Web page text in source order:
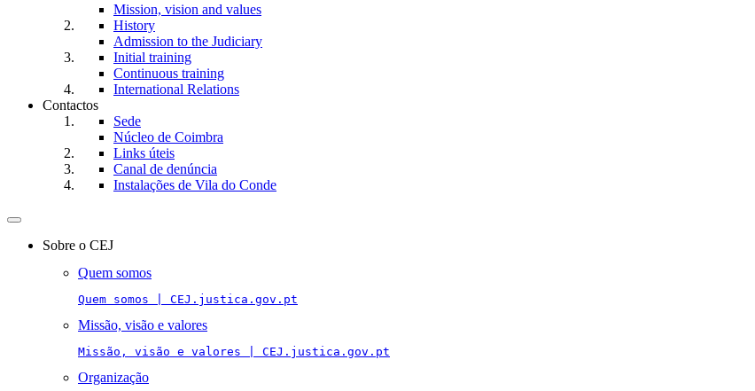
Mission, vision and values
History
Admission to the Judiciary
Initial training
Continuous training
International Relations
Contactos
Sede
Núcleo de Coimbra
Links úteis
Canal de denúncia
Instalações de Vila do Conde
Toggle
navigationSobre o CEJ
Quem somos
Quem somos | CEJ.justica.gov.pt
Missão, visão e valores
Missão, visão e valores | CEJ.justica.gov.pt
Organização